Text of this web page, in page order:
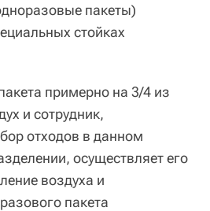
пакеты)
стойках
примерно на 3/4 из
и сотрудник,
отходов в данном
осуществляет его
воздуха и
пакета